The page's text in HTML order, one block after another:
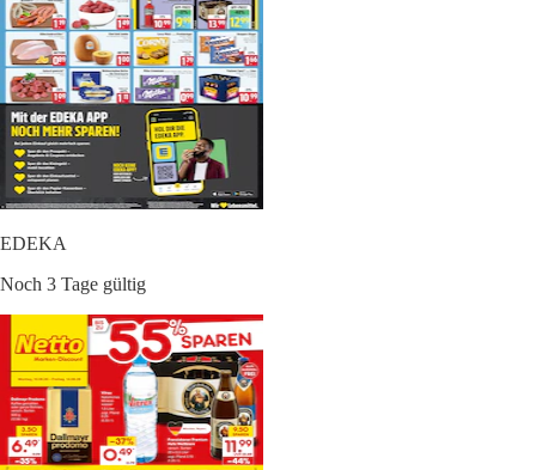
EDEKA
Noch 3 Tage gültig